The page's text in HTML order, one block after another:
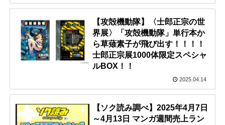
【攻殻機動隊】〈士郎正宗の世
界展〉「攻殻機動隊」単行本か
ら草薙素子が飛び出す！！！！
士郎正宗展1000体限定スペシャ
ルBOX！！
2025.04.14
【ソク読み調べ】2025年4月7日
～4月13日 マンガ週間売上ラン